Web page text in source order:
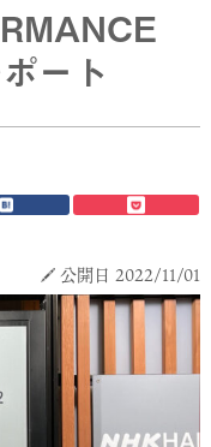
ート
公開日 2022/11/01